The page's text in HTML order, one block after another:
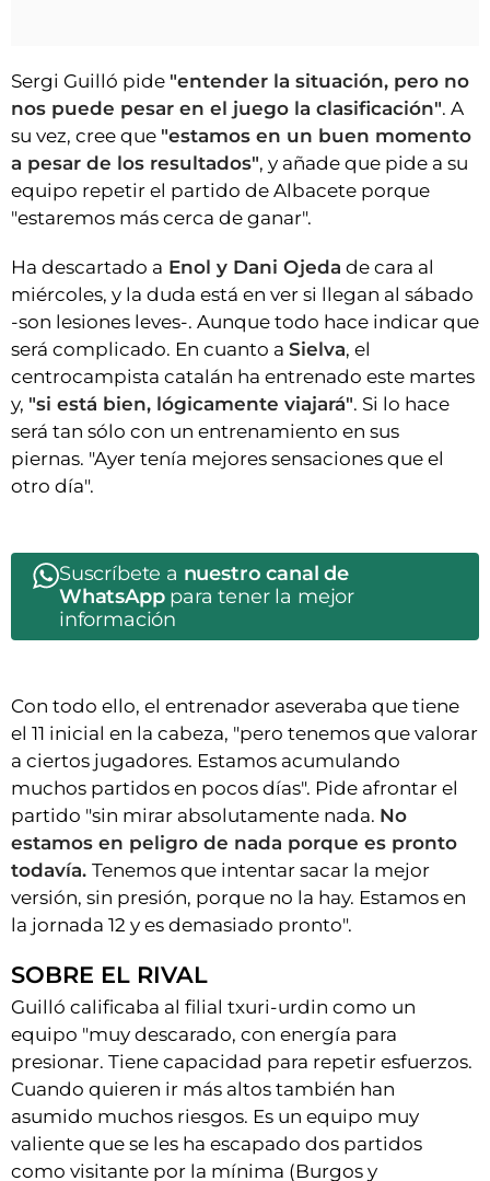
Sergi Guilló pide "entender la situación, pero no
nos puede pesar en el juego la clasificación". A
su vez, cree que "estamos en un buen momento
a pesar de los resultados", y añade que pide a su
equipo repetir el partido de Albacete porque
"estaremos más cerca de ganar".
Ha descartado a Enol y Dani Ojeda de cara al
miércoles, y la duda está en ver si llegan al sábado
-son lesiones leves-. Aunque todo hace indicar que
será complicado. En cuanto a Sielva, el
centrocampista catalán ha entrenado este martes
y, "si está bien, lógicamente viajará". Si lo hace
será tan sólo con un entrenamiento en sus
piernas. "Ayer tenía mejores sensaciones que el
otro día".
Suscríbete a nuestro canal de
WhatsApppara tener la mejor
información
Con todo ello, el entrenador aseveraba que tiene
el 11 inicial en la cabeza, "pero tenemos que valorar
a ciertos jugadores. Estamos acumulando
muchos partidos en pocos días". Pide afrontar el
partido "sin mirar absolutamente nada. No
estamos en peligro de nada porque es pronto
todavía. Tenemos que intentar sacar la mejor
versión, sin presión, porque no la hay. Estamos en
la jornada 12 y es demasiado pronto".
SOBRE EL RIVAL
Guilló calificaba al filial txuri-urdin como un
equipo "muy descarado, con energía para
presionar. Tiene capacidad para repetir esfuerzos.
Cuando quieren ir más altos también han
asumido muchos riesgos. Es un equipo muy
valiente que se les ha escapado dos partidos
como visitante por la mínima (Burgos y